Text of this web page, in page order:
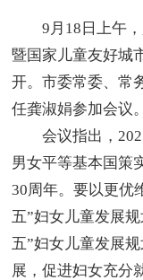
9月18日上午，
暨国家儿童友好城
开。市委常委、常
任龚淑娟参加会议。
会议指出，2025
男女平等基本国策
30周年。要以更优
五”妇女儿童发展
五”妇女儿童发展
展，促进妇女充分